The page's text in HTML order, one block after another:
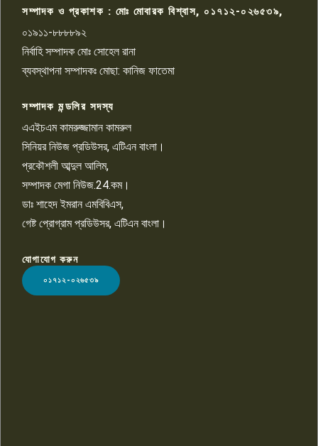
৯
চাঁদাবাজি ও হয়রানির অভিযোগ
১০
LOGO
সম্পাদক ও প্রকাশক : মোঃ মোবারক বিশ্বাস, ০১৭১২-০২৬৫৩৯,
০১৯১১-৮৮৮৮৯২
নির্বাহি সম্পাদক মোঃ সোহেল রানা
ব্যবস্থাপনা সম্পাদকঃ মোছা: কানিজ ফাতেমা
সম্পাদক মন্ডলির সদস্য
এএইচএম কামরুজ্জামান কামরুল
সিনিয়র নিউজ প্রডিউসর, এটিএন বাংলা।
প্রকৌশলী আব্দুল আলিম,
সম্পাদক মেগা নিউজ.24.কম।
ডাঃ শাহেদ ইমরান এমবিবিএস,
গেষ্ট প্রোগ্রাম প্রডিউসর, এটিএন বাংলা।
যোগাযোগ করুন
০১৭১২-০২৬৫৩৯